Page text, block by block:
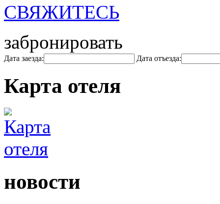
СВЯЖИТЕСЬ
забронировать
Дата заезда: Дата отъезда:
Карта отеля
новости